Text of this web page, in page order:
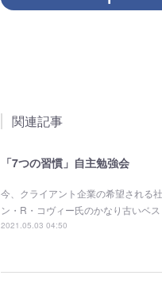
関連記事
「7つの習慣」自主勉強会
今、クライアント企業の希望される
ン・R・コヴィー氏のかなり古いベ
2021.05.03 04:50